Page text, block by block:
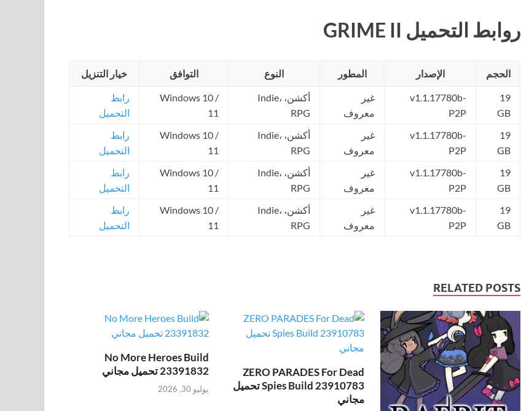
روابط التحميل GRIME II
الحجم الإصدار المطور النوع التوافق خيار التنزيل
19
GB
v1.1.17780b-
P2P
غير
معروف
أكشن، Indie،
RPG
Windows 10 /
11
رابط
التحميل
19
GB
v1.1.17780b-
P2P
غير
معروف
أكشن، Indie،
RPG
Windows 10 /
11
رابط
التحميل
19
GB
v1.1.17780b-
P2P
غير
معروف
أكشن، Indie،
RPG
Windows 10 /
11
رابط
التحميل
19
GB
v1.1.17780b-
P2P
غير
معروف
أكشن، Indie،
RPG
Windows 10 /
11
رابط
التحميل
RELATED POSTS
ZERO PARADES For Dead
Spies Build 23910783 تحميل
مجاني
No More Heroes Build
23391832 تحميل مجاني
يوليو 30, 2026